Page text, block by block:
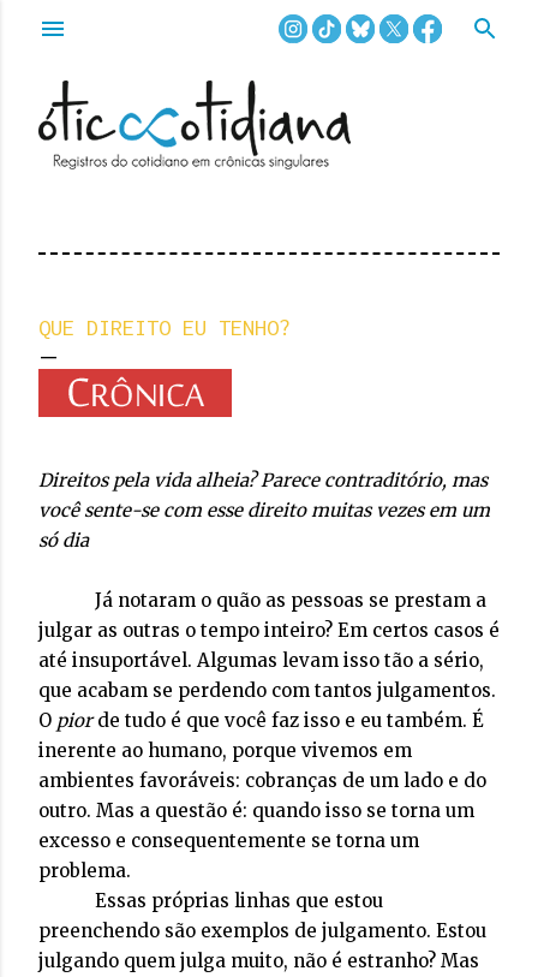
Pular para o conteúdo principal
QUE DIREITO EU TENHO?
Direitos pela vida alheia? Parece contraditório, mas
você sente-se com esse direito muitas vezes em um
só dia
Já notaram o quão as pessoas se prestam a
julgar as outras o tempo inteiro? Em certos casos é
até insuportável. Algumas levam isso tão a sério,
que acabam se perdendo com tantos julgamentos.
O piorde tudo é que você faz isso e eu também. É
inerente ao humano, porque vivemos em
ambientes favoráveis: cobranças de um lado e do
outro. Mas a questão é: quando isso se torna um
excesso e consequentemente se torna um
problema.
Essas próprias linhas que estou
preenchendo são exemplos de julgamento. Estou
julgando quem julga muito, não é estranho? Mas